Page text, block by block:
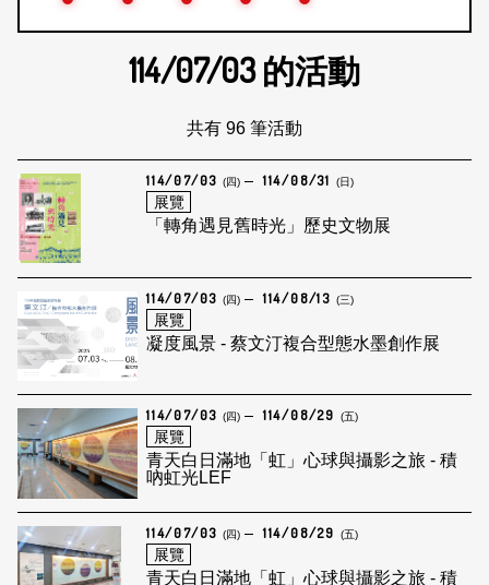
114/07/03的活動
共有 96 筆活動
114/07/03 (四) 114/08/31 (日)
展覽
「轉角遇見舊時光」歷史文物展
114/07/03 (四) 114/08/13 (三)
展覽
凝度風景 - 蔡文汀複合型態水墨創作展
114/07/03 (四) 114/08/29 (五)
展覽
青天白日滿地「虹」心球與攝影之旅 - 積
吶虹光LEF
114/07/03 (四) 114/08/29 (五)
展覽
青天白日滿地「虹」心球與攝影之旅 - 積